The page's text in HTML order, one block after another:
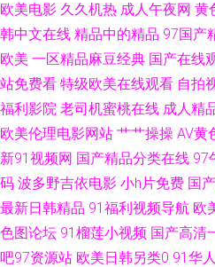
黑料第一页 91豆花视频社区 九一传媒
91愛愛 成人91 亚洲日本黄色小说网 福
在线观看一区 91看篇 久久福利吧 91福
成人综合网 91在线色 国产精区久久婷
色 1024视频黄 国产无人区大片 91福利
欧美电影 久久机热 成人午夜网 黄
韩中文在线 精品中的精品 97国产
欧美 一区精品麻豆经典 国产在线
站免费看 特级欧美在线观看 自拍
福利影院 老司机蜜桃在线 成人精
欧美伦理电影网站 艹艹操操 AV黄
新91视频网 国产精品分类在线 97
码 波多野吉依电影 小h片免费 国
最新日韩精品 91福利视频导航 欧
色图论坛 91榴莲小视频 国产高清
吧97资源站 欧美日韩另类0 91华人